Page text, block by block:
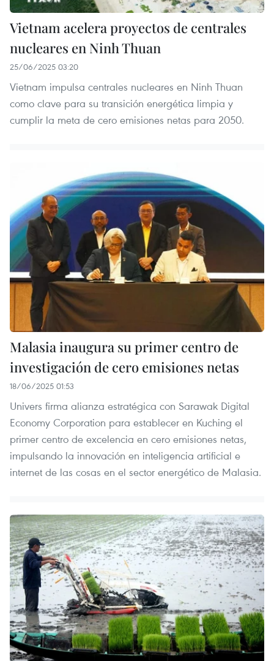
Vietnam acelera proyectos de centrales
nucleares en Ninh Thuan
25/06/2025 03:20
Vietnam impulsa centrales nucleares en Ninh Thuan
como clave para su transición energética limpia y
cumplir la meta de cero emisiones netas para 2050.
Malasia inaugura su primer centro de
investigación de cero emisiones netas
18/06/2025 01:53
Univers firma alianza estratégica con Sarawak Digital
Economy Corporation para establecer en Kuching el
primer centro de excelencia en cero emisiones netas,
impulsando la innovación en inteligencia artificial e
internet de las cosas en el sector energético de Malasia.